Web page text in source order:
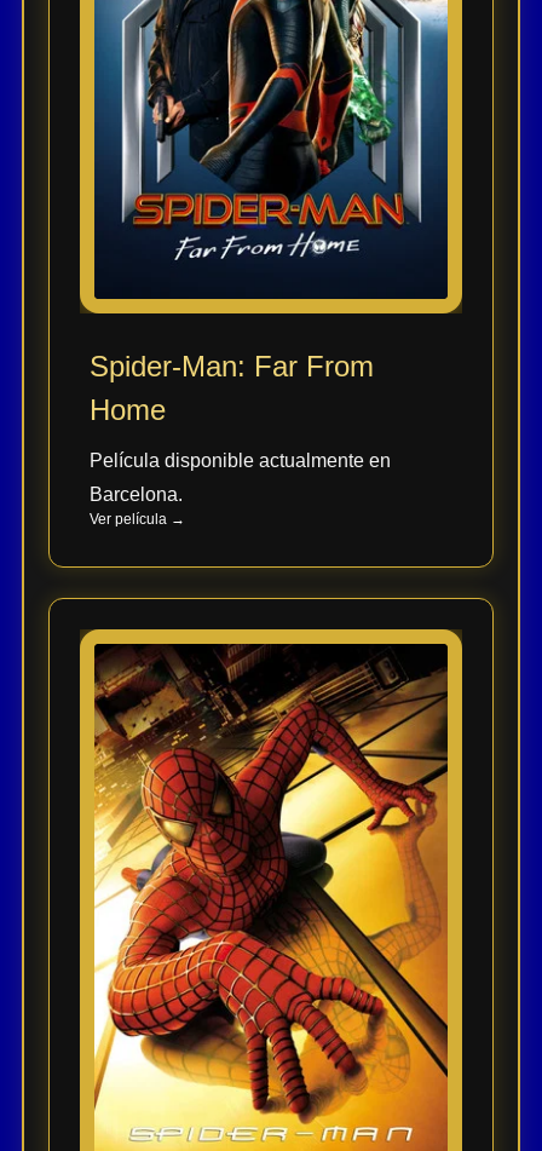
Spider-Man: Far From
Home
Película disponible actualmente en
Barcelona.
Ver película →